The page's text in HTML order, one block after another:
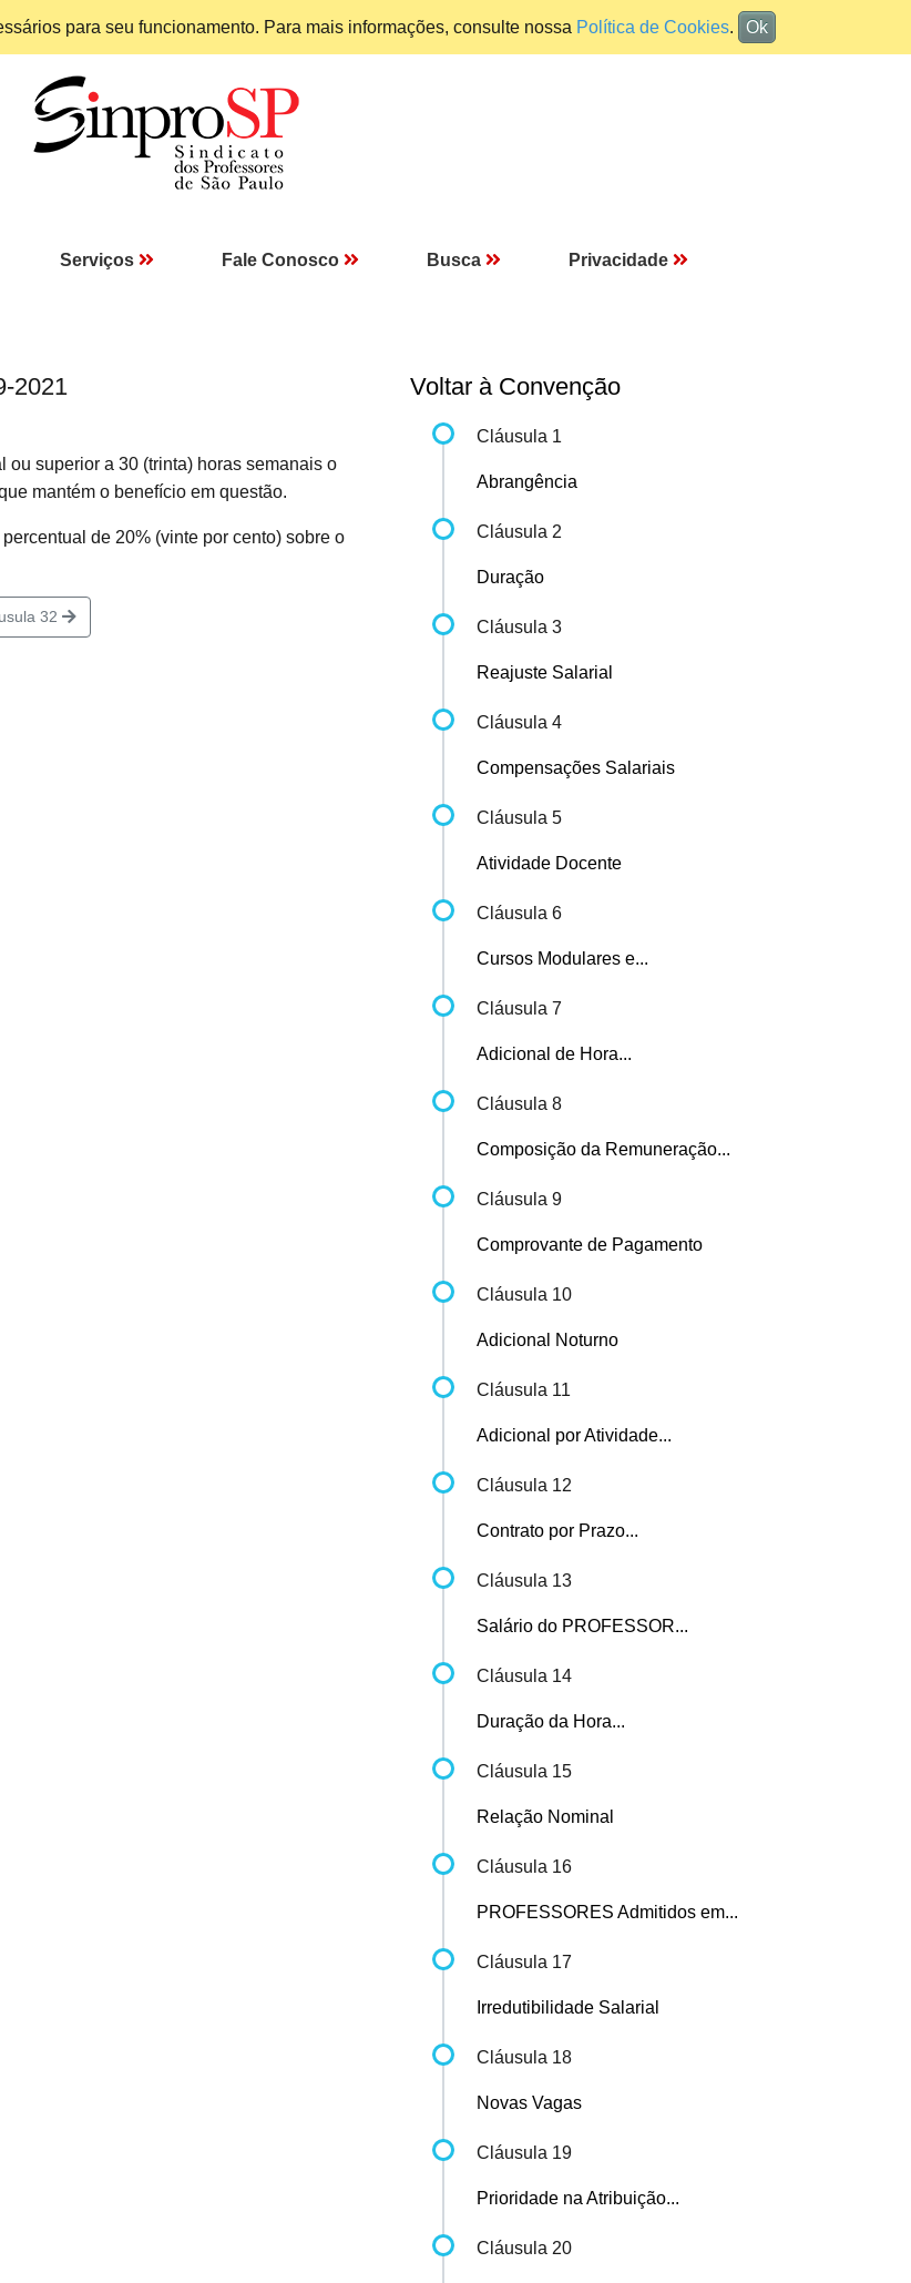
para seu funcionamento. Para mais informações, consulte nossa Política de Cookies. Ok
Serviços Fale Conosco Busca Privacidade
2021
superior a 30 (trinta) horas semanais o
mantém o benefício em questão.
de 20% (vinte por cento) sobre o
32
Voltar à Convenção
Cláusula 1
Abrangência
Cláusula 2
Duração
Cláusula 3
Reajuste Salarial
Cláusula 4
Compensações Salariais
Cláusula 5
Atividade Docente
Cláusula 6
Cursos Modulares e...
Cláusula 7
Adicional de Hora...
Cláusula 8
Composição da Remuneração...
Cláusula 9
Comprovante de Pagamento
Cláusula 10
Adicional Noturno
Cláusula 11
Adicional por Atividade...
Cláusula 12
Contrato por Prazo...
Cláusula 13
Salário do PROFESSOR...
Cláusula 14
Duração da Hora...
Cláusula 15
Relação Nominal
Cláusula 16
PROFESSORES Admitidos em...
Cláusula 17
Irredutibilidade Salarial
Cláusula 18
Novas Vagas
Cláusula 19
Prioridade na Atribuição...
Cláusula 20